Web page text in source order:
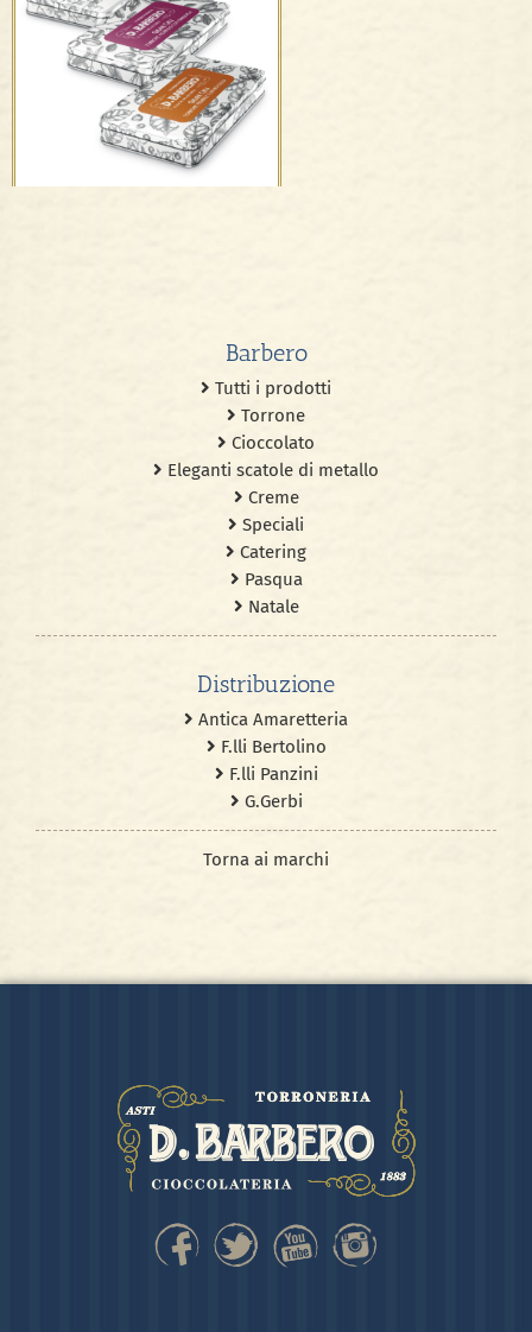
Torrone morbido
Barbero
Tutti i prodotti
Torrone
Cioccolato
Eleganti scatole di metallo
Creme
Speciali
Catering
Pasqua
Natale
Distribuzione
Antica Amaretteria
F.lli Bertolino
F.lli Panzini
G.Gerbi
Torna ai marchi